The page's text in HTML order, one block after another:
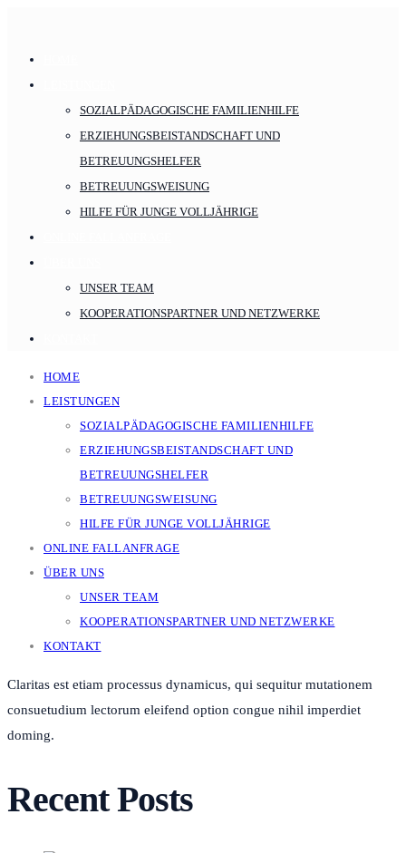
SOZIALPÄDAGOGISCHE FAMILIENHILFE
ERZIEHUNGSBEISTANDSCHAFT UND
BETREUUNGSHELFER
BETREUUNGSWEISUNG
HILFE FÜR JUNGE VOLLJÄHRIGE
UNSER TEAM
KOOPERATIONSPARTNER UND NETZWERKE
HOME
LEISTUNGEN
SOZIALPÄDAGOGISCHE FAMILIENHILFE
ERZIEHUNGSBEISTANDSCHAFT UND
BETREUUNGSHELFER
BETREUUNGSWEISUNG
HILFE FÜR JUNGE VOLLJÄHRIGE
ONLINE FALLANFRAGE
ÜBER UNS
UNSER TEAM
KOOPERATIONSPARTNER UND NETZWERKE
KONTAKT
Claritas est etiam processus dynamicus, qui sequitur mutationem
consuetudium lectorum eleifend option congue nihil imperdiet
doming.
Recent Posts